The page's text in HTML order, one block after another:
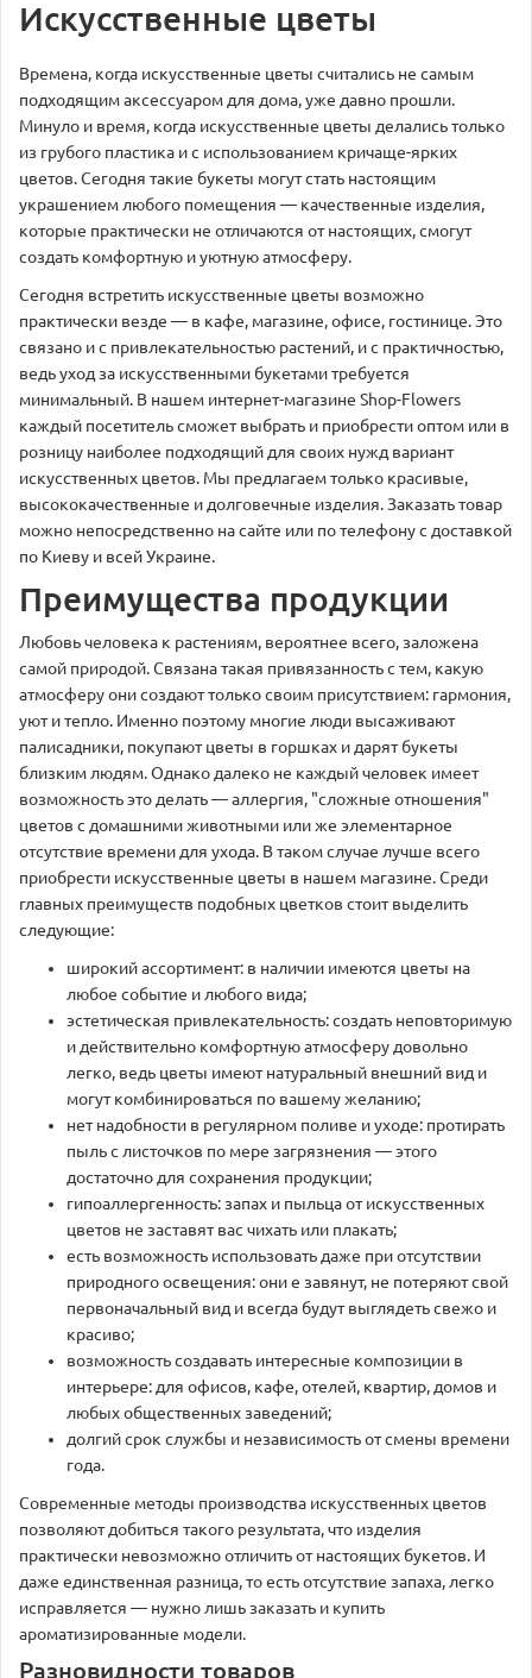
Искусственные цветы
Времена, когда искусственные цветы считались не самым
подходящим аксессуаром для дома, уже давно прошли.
Минуло и время, когда искусственные цветы делались только
из грубого пластика и с использованием кричаще-ярких
цветов. Сегодня такие букеты могут стать настоящим
украшением любого помещения — качественные изделия,
которые практически не отличаются от настоящих, смогут
создать комфортную и уютную атмосферу.
Сегодня встретить искусственные цветы возможно
практически везде — в кафе, магазине, офисе, гостинице. Это
связано и с привлекательностью растений, и с практичностью,
ведь уход за искусственными букетами требуется
минимальный. В нашем интернет-магазине Shop-Flowers
каждый посетитель сможет выбрать и приобрести оптом или в
розницу наиболее подходящий для своих нужд вариант
искусственных цветов. Мы предлагаем только красивые,
высококачественные и долговечные изделия. Заказать товар
можно непосредственно на сайте или по телефону с доставкой
по Киеву и всей Украине.
Преимущества продукции
Любовь человека к растениям, вероятнее всего, заложена
самой природой. Связана такая привязанность с тем, какую
атмосферу они создают только своим присутствием: гармония,
уют и тепло. Именно поэтому многие люди высаживают
палисадники, покупают цветы в горшках и дарят букеты
близким людям. Однако далеко не каждый человек имеет
возможность это делать — аллергия, "сложные отношения"
цветов с домашними животными или же элементарное
отсутствие времени для ухода. В таком случае лучше всего
приобрести искусственные цветы в нашем магазине. Среди
главных преимуществ подобных цветков стоит выделить
следующие:
широкий ассортимент: в наличии имеются цветы на
любое событие и любого вида;
эстетическая привлекательность: создать неповторимую
и действительно комфортную атмосферу довольно
легко, ведь цветы имеют натуральный внешний вид и
могут комбинироваться по вашему желанию;
нет надобности в регулярном поливе и уходе: протирать
пыль с листочков по мере загрязнения — этого
достаточно для сохранения продукции;
гипоаллергенность: запах и пыльца от искусственных
цветов не заставят вас чихать или плакать;
есть возможность использовать даже при отсутствии
природного освещения: они е завянут, не потеряют свой
первоначальный вид и всегда будут выглядеть свежо и
красиво;
возможность создавать интересные композиции в
интерьере: для офисов, кафе, отелей, квартир, домов и
любых общественных заведений;
долгий срок службы и независимость от смены времени
года.
Современные методы производства искусственных цветов
позволяют добиться такого результата, что изделия
практически невозможно отличить от настоящих букетов. И
даже единственная разница, то есть отсутствие запаха, легко
исправляется — нужно лишь заказать и купить
ароматизированные модели.
Разновидности товаров